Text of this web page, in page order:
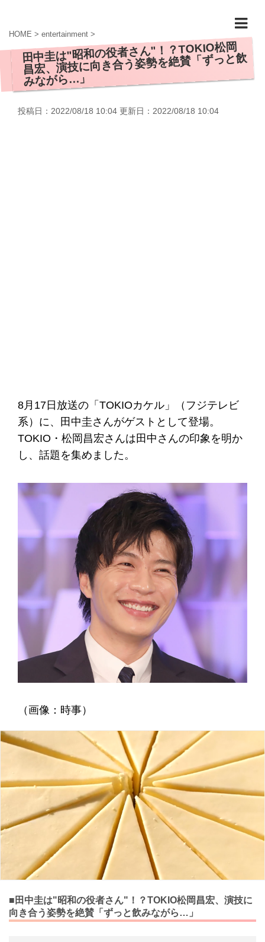
HOME > entertainment >
田中圭は"昭和の役者さん"！？TOKIO松岡
昌宏、演技に向き合う姿勢を絶賛「ずっと飲
みながら…」
投稿日：2022/08/18 10:04 更新日： 2022/08/18 10:04
8月17日放送の「TOKIOカケル」（フジテレビ
系）に、田中圭さんがゲストとして登場。
TOKIO・松岡昌宏さんは田中さんの印象を明か
し、話題を集めました。
（画像：時事）
■田中圭は"昭和の役者さん"！？TOKIO松岡昌宏、演技に
向き合う姿勢を絶賛「ずっと飲みながら…」